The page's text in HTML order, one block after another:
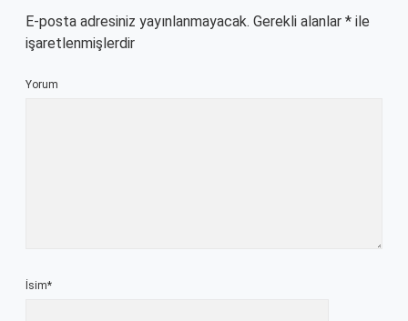
E-posta adresiniz yayınlanmayacak. Gerekli alanlar * ile
işaretlenmişlerdir
Yorum
İsim*